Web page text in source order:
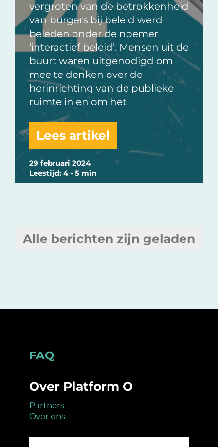
29 februari 2024
Leestijd: 4 - 5 min
vergroten van de betrokkenheid
van burgers bij beleid werd
beleden onder de noemer
‘interactief beleid’. Mensen uit de
buurt waren uitgenodigd om
mee te denken over de
herinrichting van de publieke
ruimte in en om het
Lees artikel
Alle berichten zijn geladen
Footer
FAQ
Over Platform O
Partners
Over ons